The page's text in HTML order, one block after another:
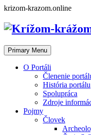
Skip
content
krizom-krazom.online
Primary Menu
O Portáli
Členenie
História portálu
Spolupráca
Zdroje
Pojmy
Človek